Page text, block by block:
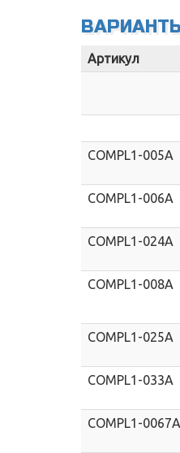
Артикул
COMPL1-005A
COMPL1-006A
COMPL1-024A
COMPL1-008A
COMPL1-025A
COMPL1-033A
COMPL1-0067A